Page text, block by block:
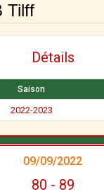
Tilff
Détails
Saison
2022-2023
09/09/2022
80 - 89